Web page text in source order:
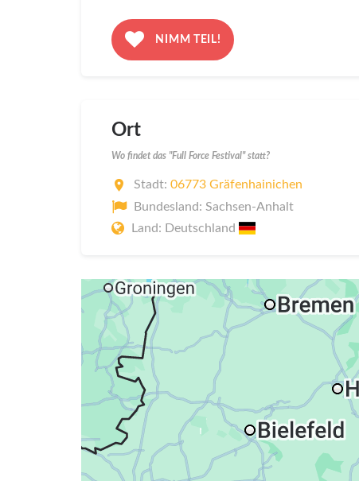
NIMM TEIL!
Ort
Wo findet das "Full Force Festival" statt?
Stadt: 06773 Gräfenhainichen
Bundesland: Sachsen-Anhalt
Land: Deutschland